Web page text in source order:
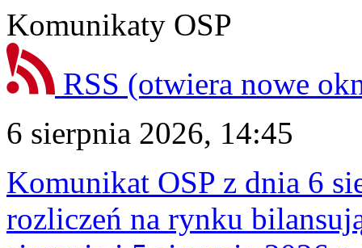
Komunikaty OSP
RSS (otwiera nowe
6 sierpnia 2026, 14:45
Komunikat OSP z dnia 6
rozliczeń na rynku